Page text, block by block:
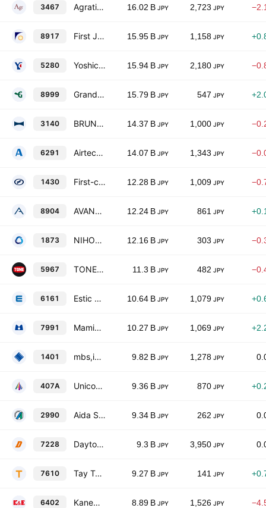
3467 Agratio urban design, Inc. 16.02 B JPY 2,723 JPY
8917 First Juken Co., Ltd. 15.95 B JPY 1,158 JPY
5280 Yoshicon Co., Ltd. 15.94 B JPY 2,180 JPY
8999 Grandy House Corporation 15.79 B JPY 547 JPY
3140 BRUNO. Inc. 14.37 B JPY 1,000 JPY
6291 Airtech Japan,Ltd. 14.07 B JPY 1,343 JPY
1430 First-corporation Inc. 12.28 B JPY 1,009 JPY
8904 AVANTIA CO., LTD. 12.24 B JPY 861 JPY
1873 NIHON HOUSE HOLDINGS Co., Ltd. 12.16 B JPY 303 JPY
5967 TONE Co. Ltd. 11.3 B JPY 482 JPY
6161 Estic Corporation 10.64 B JPY 1,079 JPY
7991 Mamiya-Op Co.,Ltd 10.27 B JPY 1,069 JPY
1401 mbs,inc. 9.82 B JPY 1,278 JPY
407A Unicon Holdings Co., Ltd. 9.36 B JPY 870 JPY
2990 Aida Sekkei Co. Ltd. 9.34 B JPY 262 JPY
7228 Daytona Corporation 9.3 B JPY 3,950 JPY
7610 Tay Two Co., Ltd. 9.27 B JPY 141 JPY
6402 Kanematsu Engineering Co., Ltd. 8.89 B JPY 1,526 JPY